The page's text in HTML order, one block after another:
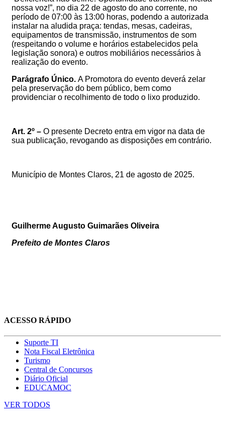
nossa voz!”, no dia 22 de agosto do ano corrente, no
período de 07:00 às 13:00 horas, podendo a autorizada
instalar na aludida praça: tendas, mesas, cadeiras,
equipamentos de transmissão, instrumentos de som
(respeitando o volume e horários estabelecidos pela
legislação sonora) e outros mobiliários necessários à
realização do evento.
Parágrafo Único. A Promotora do evento deverá zelar
pela preservação do bem público, bem como
providenciar o recolhimento de todo o lixo produzido.
Art. 2º – O presente Decreto entra em vigor na data de
sua publicação, revogando as disposições em contrário.
Município de Montes Claros, 21 de agosto de 2025.
Guilherme Augusto Guimarães Oliveira
Prefeito de Montes Claros
ACESSO RÁPIDO
Suporte TI
Nota Fiscal Eletrônica
Turismo
Central de Concursos
Diário Oficial
EDUCAMOC
VER TODOS